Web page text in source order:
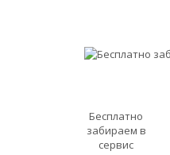
Бесплатно
забираем в
сервис